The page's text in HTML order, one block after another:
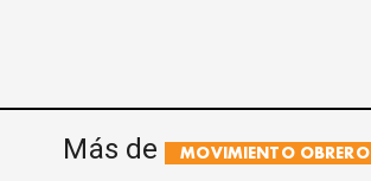
Más de MOVIMIENTO OBRERO